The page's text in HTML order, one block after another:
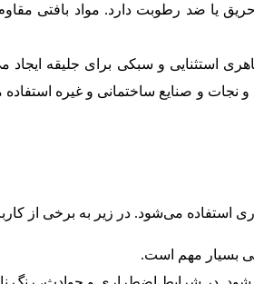
یا ضد رطوبت دارد. مواد بافتی
و سبکی برای جلیقه ایجاد
و صنایع ساختمانی و غیره
استفاده می‌شود. در زیر به برخی از
بسیار مهم است.